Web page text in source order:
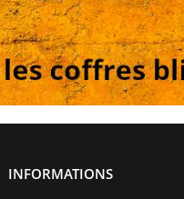
INFORMATIONS